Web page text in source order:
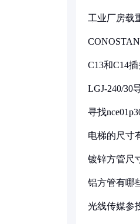
工业厂房载
C13和C14
LGJ-240/30
寻找
电梯的尺寸
镀锌方管尺
铝方管有哪
光线传媒参